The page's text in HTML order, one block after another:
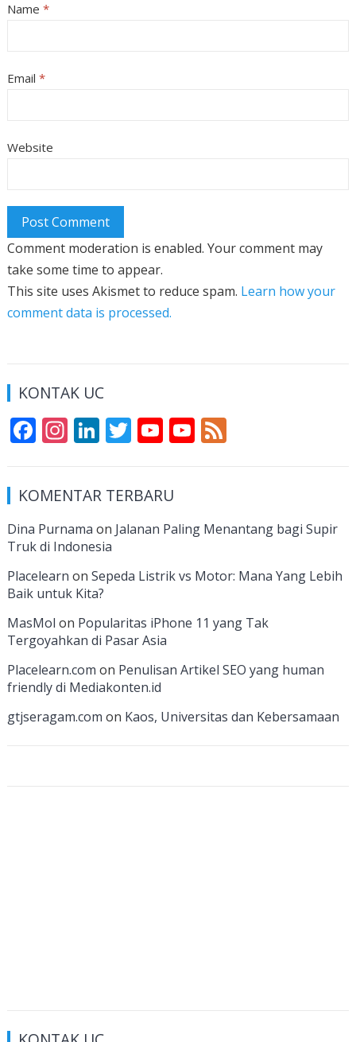
Name *
Email *
Website
Comment moderation is enabled. Your comment may
take some time to appear.
This site uses Akismet to reduce spam. Learn how your
comment data is processed.
KONTAK UC
F
e
b
o
o
k
In
a
gr
a
m
Li
k
e
dI
n
T
itt
er
Y
u
T
u
e
Y
u
e
h
a
n
n
F
KOMENTAR TERBARU
Dina Purnama on Jalanan Paling Menantang bagi Supir
Truk di Indonesia
Placelearn on Sepeda Listrik vs Motor: Mana Yang Lebih
Baik untuk Kita?
MasMol on Popularitas iPhone 11 yang Tak
Tergoyahkan di Pasar Asia
Placelearn.com on Penulisan Artikel SEO yang human
friendly di Mediakonten.id
gtjseragam.com on Kaos, Universitas dan Kebersamaan